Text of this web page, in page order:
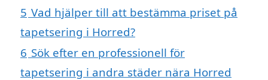
5 Vad hjälper till att bestämma priset på
tapetsering i Horred?
6 Sök efter en professionell för
tapetsering i andra städer nära Horred